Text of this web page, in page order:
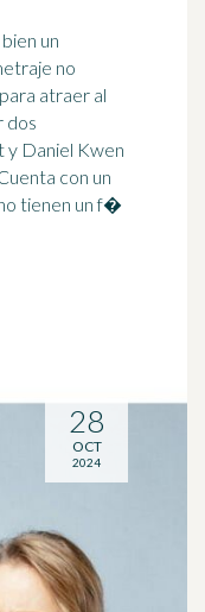
un
atraer al
dos
y Daniel Kwen
con un
tienen un f�
28
OCT
2024